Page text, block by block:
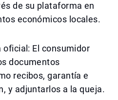
de su plataforma en
económicos locales.
oficial: El consumidor
documentos
recibos, garantía e
y adjuntarlos a la queja.